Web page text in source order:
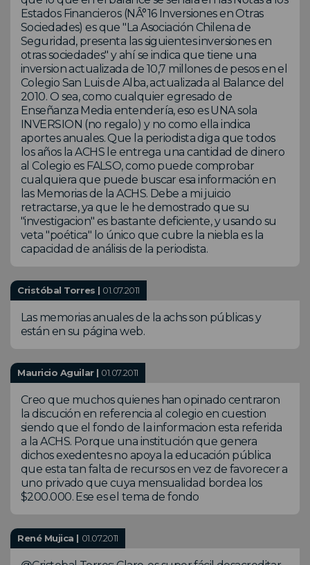
Estados Financieros (NÂ°16 Inversiones en Otras
Sociedades) es que "La Asociación Chilena de
Seguridad, presenta las siguientes inversiones en
otras sociedades" y ahí se indica que tiene una
inversion actualizada de 10,7 millones de pesos en el
Colegio San Luis de Alba, actualizada al Balance del
2010. O sea, como cualquier egresado de
Enseñanza Media entendería, eso es UNA sola
INVERSION (no regalo) y no como ella indica
aportes anuales. Que la periodista diga que todos
los años la ACHS le entrega una cantidad de dinero
al Colegio es FALSO, como puede comprobar
cualquiera que puede buscar esa información en
las Memorias de la ACHS. Debe a mi juicio
retractarse, ya que le he demostrado que su
"investigacion" es bastante deficiente, y usando su
veta "poética" lo único que cubre la niebla es la
capacidad de análisis de la periodista.
Cristóbal Torres | 01.07.2011
Las memorias anuales de la achs son públicas y
están en su página web.
Mauricio Aguilar | 01.07.2011
Creo que muchos quienes han opinado centraron
la discución en referencia al colegio en cuestion
siendo que el fondo de la informacion esta referida
a la ACHS. Porque una institución que genera
dichos exedentes no apoya la educación pública
que esta tan falta de recursos en vez de favorecer a
uno privado que cuya mensualidad bordea los
$200.000. Ese es el tema de fondo
René Mujica | 01.07.2011